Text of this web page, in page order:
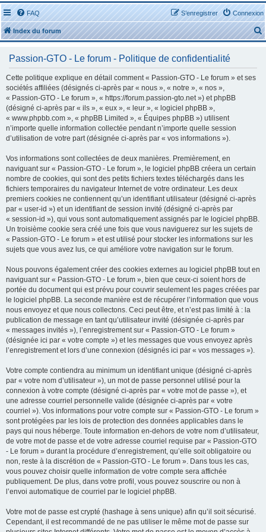
FAQ Connexion
S’enregistrer
Index du forum
e
Passion-GTO - Le forum - Politique de confidentialité
Cette politique explique en détail comment « Passion-GTO - Le forum » et ses
sociétés affiliées (désignés ci-après par « nous », « notre », « nos »,
« Passion-GTO - Le forum », « https://forum.passion-gto.net ») et phpBB
(désigné ci-après par « ils », « eux », « leur », « logiciel phpBB »,
« www.phpbb.com », « phpBB Limited », « Équipes phpBB ») utilisent
n’importe quelle information collectée pendant n’importe quelle session
d’utilisation de votre part (désignée ci-après par « vos informations »).
Vos informations sont collectées de deux manières. Premièrement, en
naviguant sur « Passion-GTO - Le forum », le logiciel phpBB créera un certain
nombre de cookies, qui sont des petits fichiers textes téléchargés dans les
fichiers temporaires du navigateur Internet de votre ordinateur. Les deux
premiers cookies ne contiennent qu’un identifiant utilisateur (désigné ci-après
par « user-id ») et un identifiant de session invité (désigné ci-après par
« session-id »), qui vous sont automatiquement assignés par le logiciel phpBB.
Un troisième cookie sera créé une fois que vous naviguerez sur les sujets de
« Passion-GTO - Le forum » et est utilisé pour stocker les informations sur les
sujets que vous avez lus, ce qui améliore votre navigation sur le forum.
Nous pouvons également créer des cookies externes au logiciel phpBB tout en
naviguant sur « Passion-GTO - Le forum », bien que ceux-ci soient hors de
portée du document qui est prévu pour couvrir seulement les pages créées par
le logiciel phpBB. La seconde manière est de récupérer l’information que vous
nous envoyez et que nous collectons. Ceci peut être, et n’est pas limité à : la
publication de message en tant qu’utilisateur invité (désignée ci-après par
« messages invités »), l’enregistrement sur « Passion-GTO - Le forum »
(désignée ici par « votre compte ») et les messages que vous envoyez après
l’enregistrement et lors d’une connexion (désignés ici par « vos messages »).
Votre compte contiendra au minimum un identifiant unique (désigné ci-après
par « votre nom d’utilisateur »), un mot de passe personnel utilisé pour la
connexion à votre compte (désigné ci-après par « votre mot de passe »), et
une adresse courriel personnelle valide (désignée ci-après par « votre
courriel »). Vos informations pour votre compte sur « Passion-GTO - Le forum »
sont protégées par les lois de protection des données applicables dans le
pays qui nous héberge. Toute information en-dehors de votre nom d’utilisateur,
de votre mot de passe et de votre adresse courriel requise par « Passion-GTO
- Le forum » durant la procédure d’enregistrement, qu’elle soit obligatoire ou
non, reste à la discrétion de « Passion-GTO - Le forum ». Dans tous les cas,
vous pouvez choisir quelle information de votre compte sera affichée
publiquement. De plus, dans votre profil, vous pouvez souscrire ou non à
l’envoi automatique de courriel par le logiciel phpBB.
Votre mot de passe est crypté (hashage à sens unique) afin qu’il soit sécurisé.
Cependant, il est recommandé de ne pas utiliser le même mot de passe sur